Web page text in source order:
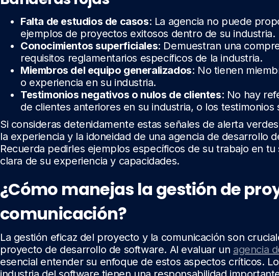
Falta de estudios de casos: La agencia no puede
ejemplos de proyectos exitosos dentro de su industria.
Conocimientos superficiales: Demuestran una
requisitos reglamentarios específicos de la industria.
Miembros del equipo generalizados: No tienen
o experiencia en su industria.
Testimonios negativos o nulos de clientes: No hay
de clientes anteriores en su industria, o los testimonios
Si consideras detenidamente estas señales de alerta
la experiencia y la idoneidad de una agencia de desarrollo
Recuerda pedirles ejemplos específicos de su trabajo en
clara de su experiencia y capacidades.
¿Cómo manejas la gestión de
comunicación?
La gestión eficaz del proyecto y la comunicación son
proyecto de desarrollo de software. Al evaluar un agencia
esencial entender su enfoque de estos aspectos críticos.